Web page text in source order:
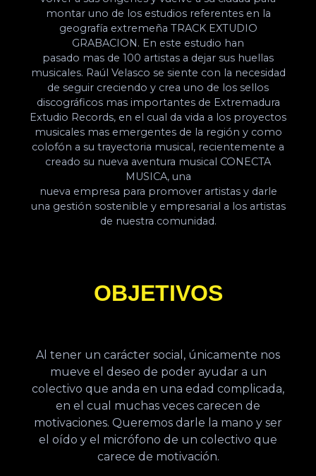
montar uno de los estudios referentes en la
geografía extremeña TRACK EXTUDIO
GRABACION. En este estudio han
pasado mas de 100 artistas a dejar sus huellas
musicales. Raúl Velasco se siente con la necesidad
de seguir creciendo y crea uno de los sellos
discográficos mas importantes de Extremadura
Extudio Records, en el cual da vida a los proyectos
musicales mas emergentes de la región y como
colofón a su trayectoria musical, recientemente a
creado su nueva aventura musical CONECTA
MUSICA, una
nueva empresa para promover artistas y darle
una gestión sostenible y empresarial a los artistas
de nuestra comunidad.
OBJETIVOS
Al tener un carácter social, únicamente nos
mueve el deseo de poder ayudar a un
colectivo que anda en una edad complicada,
en el cual muchas veces carecen de
motivaciones. Queremos darle la mano y ser
el oído y el micrófono de un colectivo que
carece de motivación.